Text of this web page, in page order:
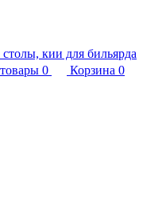
0 Корзина 0